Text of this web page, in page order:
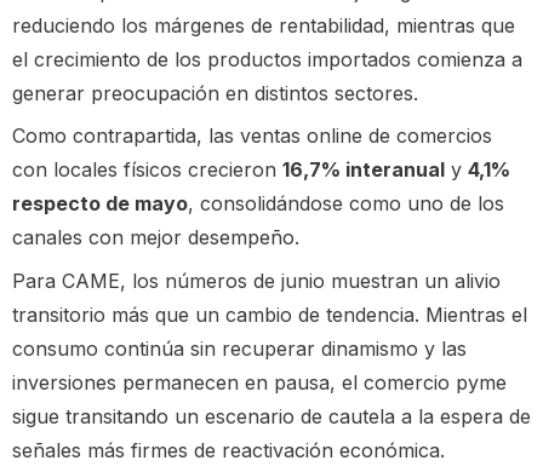
reduciendo los márgenes de rentabilidad, mientras que
el crecimiento de los productos importados comienza a
generar preocupación en distintos sectores.
Como contrapartida, las ventas online de comercios
con locales físicos crecieron 16,7% interanual y 4,1%
respecto de mayo, consolidándose como uno de los
canales con mejor desempeño.
Para CAME, los números de junio muestran un alivio
transitorio más que un cambio de tendencia. Mientras el
consumo continúa sin recuperar dinamismo y las
inversiones permanecen en pausa, el comercio pyme
sigue transitando un escenario de cautela a la espera de
señales más firmes de reactivación económica.